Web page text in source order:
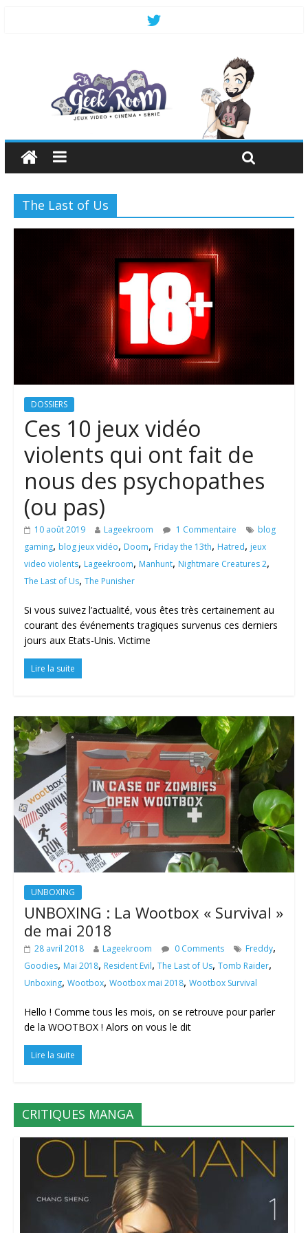
The Last of Us
DOSSIERS
Ces 10 jeux vidéo
violents qui ont fait de
nous des psychopathes
(ou pas)
10 août 2019 Lageekroom 1 Commentaire
blog
gaming, blog jeux vidéo, Doom, Friday the 13th, Hatred, jeux
video violents, Lageekroom, Manhunt, Nightmare Creatures 2,
The Last of Us, The Punisher
Si vous suivez l’actualité, vous êtes très certainement au
courant des événements tragiques survenus ces derniers
jours aux Etats-Unis. Victime
Lire la suite
UNBOXING
UNBOXING : La Wootbox « Survival »
de mai 2018
28 avril 2018 Lageekroom 0 Comments Freddy,
Goodies, Mai 2018, Resident Evil, The Last of Us, Tomb Raider,
Unboxing, Wootbox, Wootbox mai 2018, Wootbox Survival
Hello ! Comme tous les mois, on se retrouve pour parler
de la WOOTBOX ! Alors on vous le dit
Lire la suite
CRITIQUES MANGA